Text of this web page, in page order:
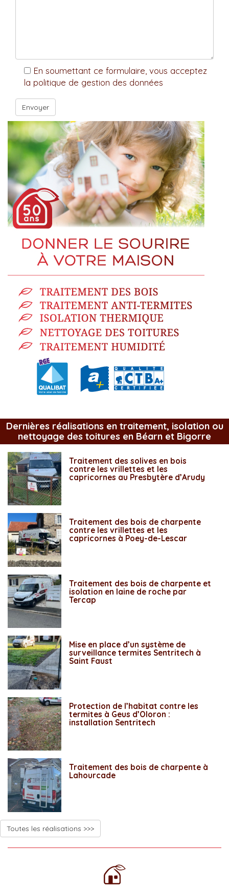
En soumettant ce formulaire, vous acceptez
la politique de gestion des données
Dernières réalisations en traitement, isolation ou
nettoyage des toitures en Béarn et Bigorre
Traitement des solives en bois
contre les vrillettes et les
capricornes au Presbytère d’Arudy
Traitement des bois de charpente
contre les vrillettes et les
capricornes à Poey-de-Lescar
Traitement des bois de charpente et
isolation en laine de roche par
Tercap
Mise en place d’un système de
surveillance termites Sentritech à
Saint Faust
Protection de l’habitat contre les
termites à Geus d’Oloron :
installation Sentritech
Traitement des bois de charpente à
Lahourcade
Toutes les réalisations >>>